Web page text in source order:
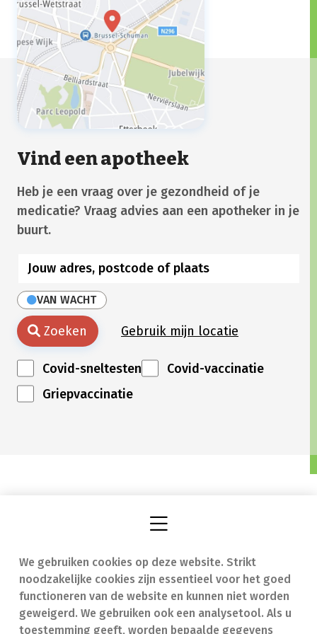
We gebruiken cookies op deze website. Strikt
noodzakelijke cookies zijn essentieel voor het goed
functioneren van de website en kunnen niet worden
geweigerd. We gebruiken ook een analysetool. Als u
toestemming geeft, worden bepaalde gegevens
Vind een apotheek
Heb je een vraag over je gezondheid of je
medicatie? Vraag advies aan een apotheker in je
buurt.
VAN WACHT
Zoeken Gebruik mijn locatie
Covid-sneltesten
Covid-vaccinatie
Griepvaccinatie
Vind een apotheek
Onze expertise
Ziekten
In geval van nood
Contact
Veelgestelde vragen